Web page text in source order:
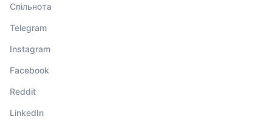
Спільнота
Telegram
Instagram
Facebook
Reddit
LinkedIn